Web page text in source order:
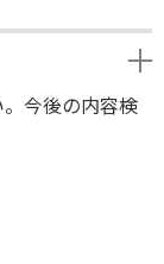
今後の内容検